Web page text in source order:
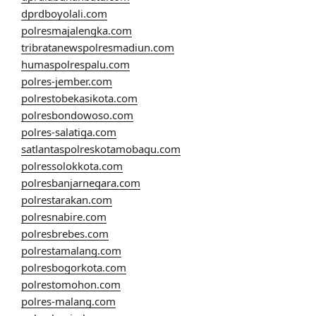
dprdboyolali.com
polresmajalengka.com
tribratanewspolresmadiun.com
humaspolrespalu.com
polres-jember.com
polrestobekasikota.com
polresbondowoso.com
polres-salatiga.com
satlantaspolreskotamobagu.com
polressolokkota.com
polresbanjarnegara.com
polrestarakan.com
polresnabire.com
polresbrebes.com
polrestamalang.com
polresbogorkota.com
polrestomohon.com
polres-malang.com